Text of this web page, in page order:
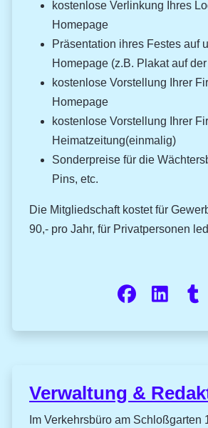
kostenlose Verlinkung Ihres
Homepage
Präsentation ihres Festes auf
Homepage (z.B. Plakat auf
kostenlose Vorstellung Ihrer
Homepage
kostenlose Vorstellung Ihrer
Heimatzeitung(einmalig)
Sonderpreise für die
Pins, etc.
Die Mitgliedschaft kostet für
90,- pro Jahr, für Privatpersonen
Verwaltung &
Im Verkehrsbüro am Schloßgarten